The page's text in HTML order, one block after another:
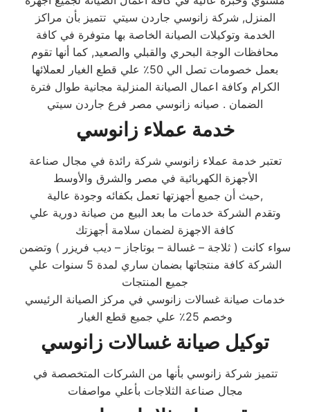
المنزل, شركة زانوسي جاردن سيتي تتميز بأن مراكز
الخدمة وتوكيلات الصيانة الخاصة بها متوفرة في كافة
محافظات الوجة البحري والقبلي والصعيد, كما أنها تقوم
بعمل خصومات تصل الي 50٪ علي قطع الغيار لعملائها
الكرام وكافة اعمال الصيانة المنزلية مجانية طوال فترة
الضمان . صيانه زانوسي مصر فرع جاردن سيتي
خدمة عملاء زانوسي
تعتبر خدمة عملاء زانوسي شركة رائدة في مجال صناعة
الأجهزة الكهربائية في مصر والشرق والأوسط
حيث أن جميع أجهزتها تعمل بكفائه وجودة عالية,
وتقدم الشركة خدمات ما بعد البيع من صيانة دورية علي
كافة الاجهزة لضمان سلامة أجهزتك
سواء كانت ( ثلاجة – غسالة – بوتاجاز – ديب فريزر ) وتضمن
الشركة كافة منتجاتها بضمان ساري لمدة 5 سنوات علي
جميع المنتجات
خدمات صيانة غسالات زانوسي في مركز الصيانة الرئيسي
وخصم 25٪ علي جميع قطع الغيار
توكيل صيانة غسالات زانوسي
تتميز شركة زانوسي بأنها من الشركات المتخصصة في
مجال صناعة الثلاجات بأعلي مواصفات